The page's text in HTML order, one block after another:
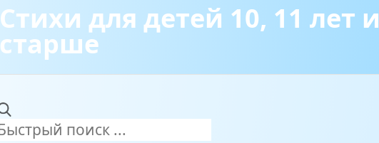
Стихи для детей 10, 11 лет и
старше